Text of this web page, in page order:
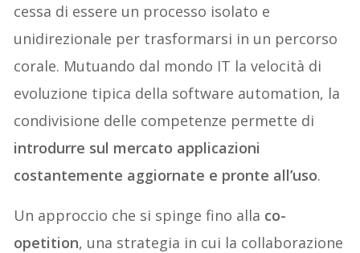
cessa di essere un processo isolato e
unidirezionale per trasformarsi in un percorso
corale. Mutuando dal mondo IT la velocità di
evoluzione tipica della software automation, la
condivisione delle competenze permette di
introdurre sul mercato applicazioni
costantemente aggiornate e pronte all’uso.
Un approccio che si spinge fino alla co-
opetition, una strategia in cui la collaborazione